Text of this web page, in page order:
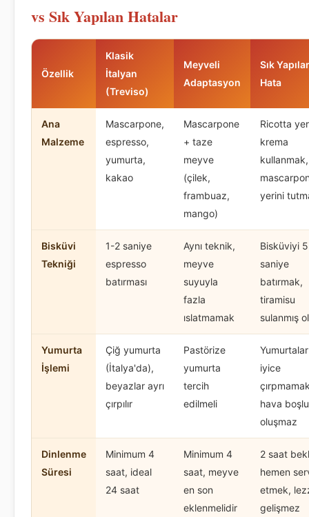
vs Sık Yapılan Hatalar
Özellik
Klasik
İtalyan
(Treviso)
Meyveli
Adaptasyon
Sık
Hata
Ana
Malzeme
Mascarpone,
espresso,
yumurta,
kakao
Mascarpone
+ taze
meyve
(çilek,
frambuaz,
mango)
Ricotta
krema
kullanmak,
yerini
Bisküvi
Tekniği
1-2 saniye
espresso
batırması
Aynı teknik,
meyve
suyuyla
fazla
ıslatmamak
Bisküviyi
saniye
batırmak,
tiramisu
sulanmış
Yumurta
İşlemi
Çiğ yumurta
(İtalya'da),
beyazlar ayrı
çırpılır
Pastörize
yumurta
tercih
edilmeli
iyice
hava
oluşmaz
Dinlenme
Süresi
Minimum 4
saat, ideal
24 saat
Minimum 4
saat, meyve
en son
eklenmelidir
2 saat
hemen
etmek,
gelişmez